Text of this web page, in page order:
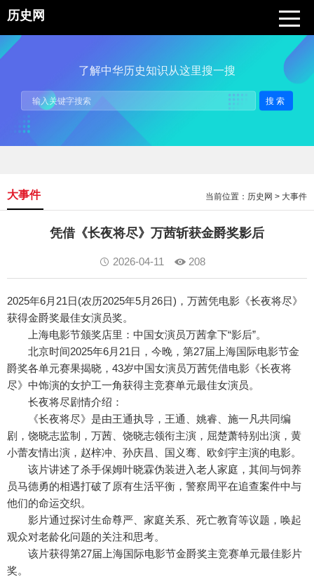
历史网
了解中华历史知识从这里搜一搜
搜索
当前位置： 历史网 > 大事件
大事件
凭借《长夜将尽》万茜斩获金爵奖影后
2026-04-11 208
2025年6月21日(农历2025年5月26日)，万茜凭电影《长夜将尽》
获得金爵奖最佳女演员奖。
上海电影节颁奖店里：中国女演员万茜拿下“影后”。
北京时间2025年6月21日，今晚，第27届上海国际电影节金
爵奖各单元赛果揭晓，43岁中国女演员万茜凭借电影《长夜将
尽》中饰演的女护工一角获得主竞赛单元最佳女演员。
长夜将尽剧情介绍：
《长夜将尽》是由王通执导，王通、姚睿、施一凡共同编
剧，饶晓志监制，万茜、饶晓志领衔主演，屈楚萧特别出演，黄
小蕾友情出演，赵梓冲、孙庆昌、国义骞、欧剑宇主演的电影。
该片讲述了杀手保姆叶晓霖伪装进入老人家庭，其间与饲养
员马德勇的相遇打破了原有生活平衡，警察周平在追查案件中与
他们的命运交织。
影片通过探讨生命尊严、家庭关系、死亡教育等议题，唤起
观众对老龄化问题的关注和思考。
该片获得第27届上海国际电影节金爵奖主竞赛单元最佳影片
奖。